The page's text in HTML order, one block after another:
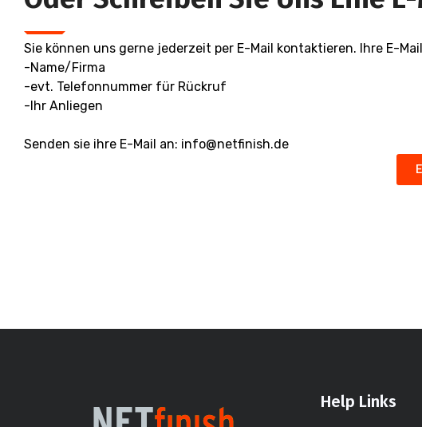
Sie können uns gerne jederzeit per E-Mail kontaktieren. Ihre E-
-Name/Firma
-evt. Telefonnummer für Rückruf
-Ihr Anliegen
Senden sie ihre E-Mail an: info@netfinish.de
Help Links